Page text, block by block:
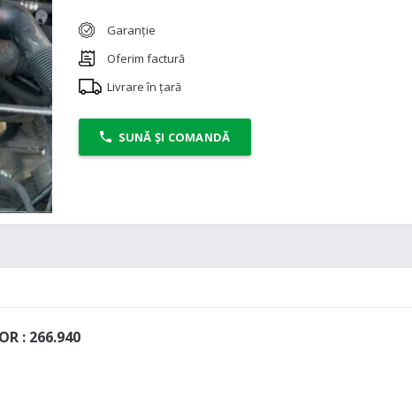
Garanție
Oferim factură
Livrare în țară
SUNĂ ȘI COMANDĂ
: 266.940